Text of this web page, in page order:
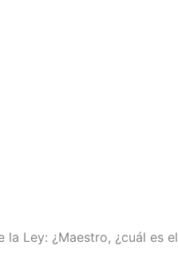
Ley: ¿Maestro, ¿cuál es el